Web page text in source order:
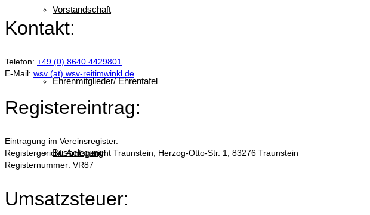
Vorstandschaft
Ehrenmitglieder/ Ehrentafel
Busbelegung
Kontakt:
Telefon: +49 (0) 8640 4429801
E-Mail: wsv (at) wsv-reitimwinkl.de
Registereintrag:
Eintragung im Vereinsregister.
Registergericht: Amtsgericht Traunstein, Herzog-Otto-Str. 1, 83276 Traunstein
Registernummer: VR87
Umsatzsteuer: